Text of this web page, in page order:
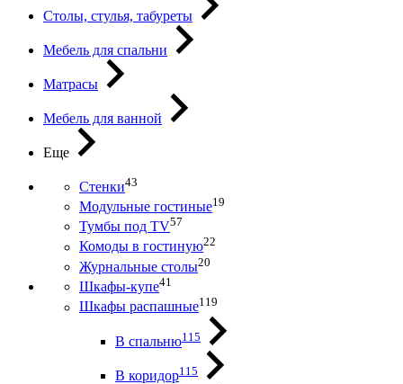
Столы, стулья, табуреты
Мебель для спальни
Матрасы
Мебель для ванной
Еще
Стенки43
Модульные гостиные19
Тумбы под ТV57
Комоды в гостиную22
Журнальные столы20
Шкафы-купе41
Шкафы распашные119
В спальню115
В коридор115